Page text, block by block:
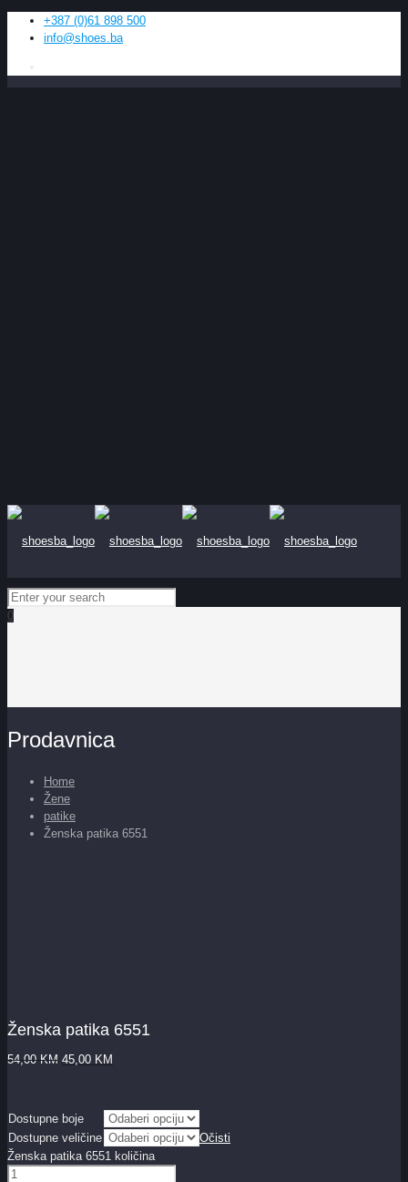
+387 (0)61 898 500
info@shoes.ba
0
Prodavnica
Home
Žene
patike
Ženska patika 6551
Ženska patika 6551
54,00 KM 45,00 KM
Dostupne boje
Dostupne veličine
Očisti
Ženska patika 6551 količina